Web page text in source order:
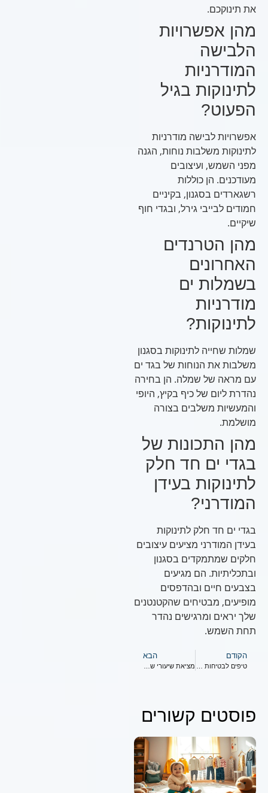
את תינוקכם.
מהן אפשרויות
הלבישה
המודרניות
לתינוקות בגיל
הפעוט?
אפשרויות לבישה מודרניות
לתינוקות משלבות נוחות, הגנה
מפני השמש, ועיצובים
מעודכנים. הן כוללות
רשגארדים בסגנון, בקיניים
חמודים לבייבי גירל, ובגדי חוף
שיקיים.
מהן הטרנדים
האחרונים
בשמלות ים
מודרניות
לתינוקות?
שמלות שחייה לתינוקות בסגנון
משלבות את הנוחות של בגד ים
עם מראה של שמלה. הן בחירה
נהדרת ליום של כיף בקיץ, היופי
והמעשיות משלבים בצורה
מושלמת.
מהן התכונות של
בגדי ים חד חלק
לתינוקות בעידן
המודרני?
בגדי ים חד חלק לתינוקות
בעידן המודרני מציעים עיצובים
חלקים שמתמקדים בסגנון
ובתכליתיות. הם מגיעים
בצבעים חיים ובהדפסים
מופיעים, מבטיחים שהקטנטנים
שלך יראים ומרגישים נהדר
תחת השמש.
הקודם
טיפים לבטיחות בשחייה לתינוקות: שמרו על בטיחותה של הקטנה שלכם
הבא
מציאת שיעורי שחייה איכותיים לתינוקות
פוסטים קשורים